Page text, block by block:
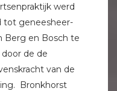
werd
tot geneesheer-
Berg en Bosch te
de de
van de
Bronkhorst